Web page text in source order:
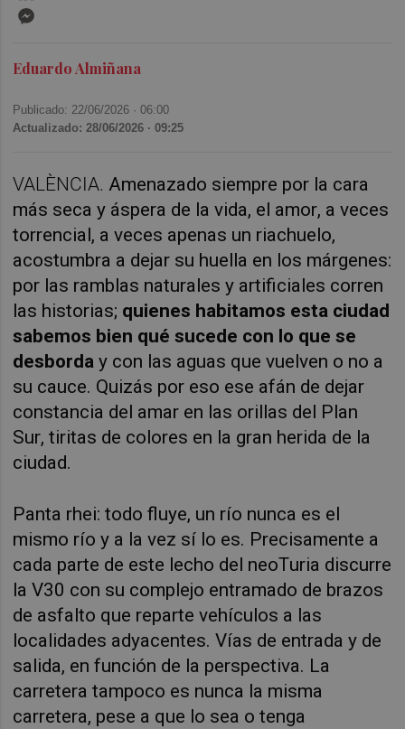
Eduardo Almiñana
Publicado: 22/06/2026 ·06:00
Actualizado: 28/06/2026 · 09:25
VALÈNCIA.Amenazado siempre por la cara
más seca y áspera de la vida, el amor, a veces
torrencial, a veces apenas un riachuelo,
acostumbra a dejar su huella en los márgenes:
por las ramblas naturales y artificiales corren
las historias; quienes habitamos esta ciudad
sabemos bien qué sucede con lo que se
desborda y con las aguas que vuelven o no a
su cauce. Quizás por eso ese afán de dejar
constancia del amar en las orillas del Plan
Sur, tiritas de colores en la gran herida de la
ciudad.
Panta rhei: todo fluye, un río nunca es el
mismo río y a la vez sí lo es. Precisamente a
cada parte de este lecho del neoTuria discurre
la V30 con su complejo entramado de brazos
de asfalto que reparte vehículos a las
localidades adyacentes. Vías de entrada y de
salida, en función de la perspectiva. La
carretera tampoco es nunca la misma
carretera, pese a que lo sea o tenga